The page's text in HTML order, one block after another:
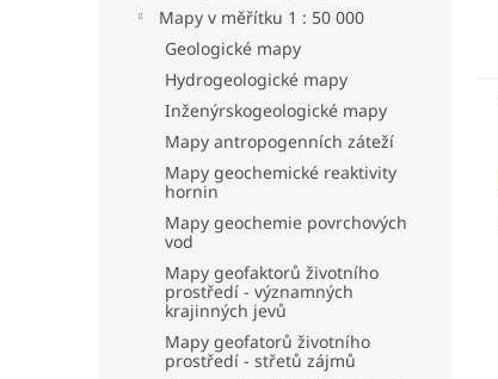
Mapy v měřítku 1 : 50 000
Geologické mapy
Hydrogeologické mapy
Inženýrskogeologické mapy
Mapy antropogenních záteží
Mapy geochemické reaktivity
hornin
Mapy geochemie povrchových
vod
Mapy geofaktorů životního
prostředí - významných
krajinných jevů
Mapy geofatorů životního
prostředí - střetů zájmů